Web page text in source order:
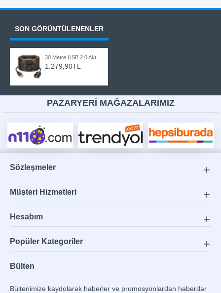
SON GÖRÜNTÜLENENLER
30 Metre USB 2.0 Aktif Uzatma Kablosu Sinyal Güçlendiricili Çipli USB Erkek Dişi Kablo
1.279,90TL
PAZARYERİ MAĞAZALARIMIZ
Sözleşmeler
Müşteri Hizmetleri
Hesabım
Popüler Kategoriler
Bülten
Bültenimize kaydolarak haberler ve promosyonlardan haberdar